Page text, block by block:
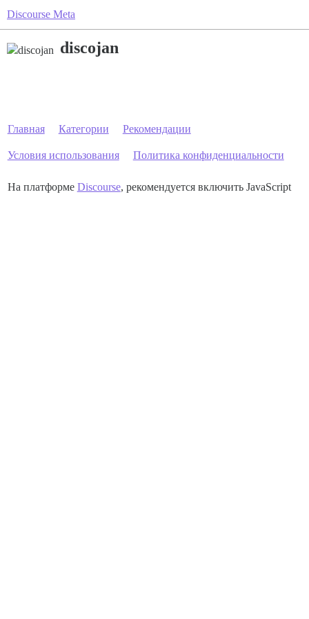
Discourse Meta
discojan
Главная Категории Рекомендации
Условия использования Политика конфиденциальности
На платформе Discourse, рекомендуется включить JavaScript